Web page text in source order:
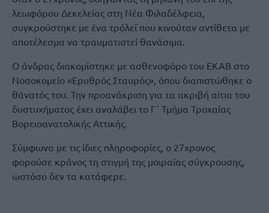
λεωφόρου Δεκελείας στη Νέα Φιλαδέλφεια,
συγκρούστηκε με ένα τρόλεϊ που κινούταν αντίθετα με
αποτέλεσμα να τραυματιστεί θανάσιμα.
Ο άνδρας διακομίστηκε με ασθενοφόρο του ΕΚΑΒ στο
Νοσοκομείο «Ερυθρός Σταυρός», όπου διαπιστώθηκε ο
θάνατός του. Την προανάκριση για τα ακριβή αίτια του
δυστυχήματος έχει αναλάβει το Γ΄ Τμήμα Τροχαίας
Βορειοανατολικής Αττικής.
Σύμφωνα με τις ίδιες πληροφορίες, ο 27χρονος
φορούσε κράνος τη στιγμή της μοιραίας σύγκρουσης,
ωστόσο δεν τα κατάφερε.